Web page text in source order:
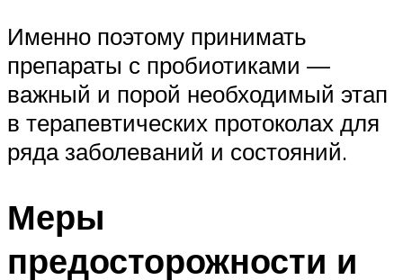
Именно поэтому принимать
препараты с пробиотиками —
важный и порой необходимый этап
в терапевтических протоколах для
ряда заболеваний и состояний.
Меры
предосторожности и